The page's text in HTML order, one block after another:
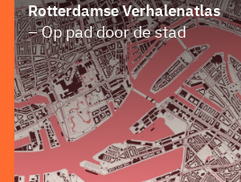
Rotterdamse Verhalenatlas
– Op pad door de stad